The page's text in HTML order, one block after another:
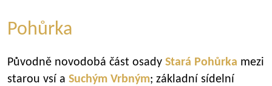
Pohůrka
Původně novodobá část osady Stará Pohůrka mezi
starou vsí a Suchým Vrbným; základní sídelní